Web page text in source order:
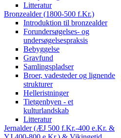
Litteratur
Bronzealder (1800-500 f.Kr.)
Introduktion til bronzealder
Forundersøgelses- og
undersøgelsespraksis
Bebyggelse
Gravfund
Samlingspladser
Broer, vadesteder og lignende
strukturer
Helleristninger
Tietgenbyen - et
kulturlandskab
Litteratur
Jernalder (ÆJ 500 f.Kr.-400 e.Kr. &